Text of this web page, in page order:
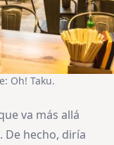
Oh! Taku.
va más allá
De hecho, diría